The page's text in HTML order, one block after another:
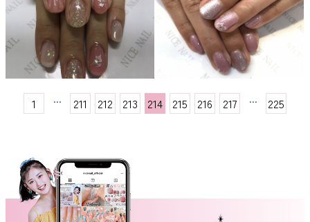
1 ... 211 212 213 214 215 216 217 ... 225